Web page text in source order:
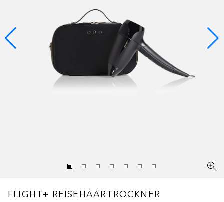
FLIGHT+ REISEHAARTROCKNER